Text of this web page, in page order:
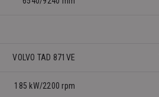
VOLVO TAD 871VE
185 kW/2200 rpm